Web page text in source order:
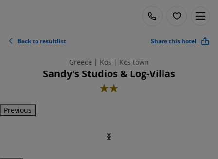
Back to resultlist Share this hotel
Greece | Kos | Kos town
Sandy's Studios & Log-Villas
2
Previous